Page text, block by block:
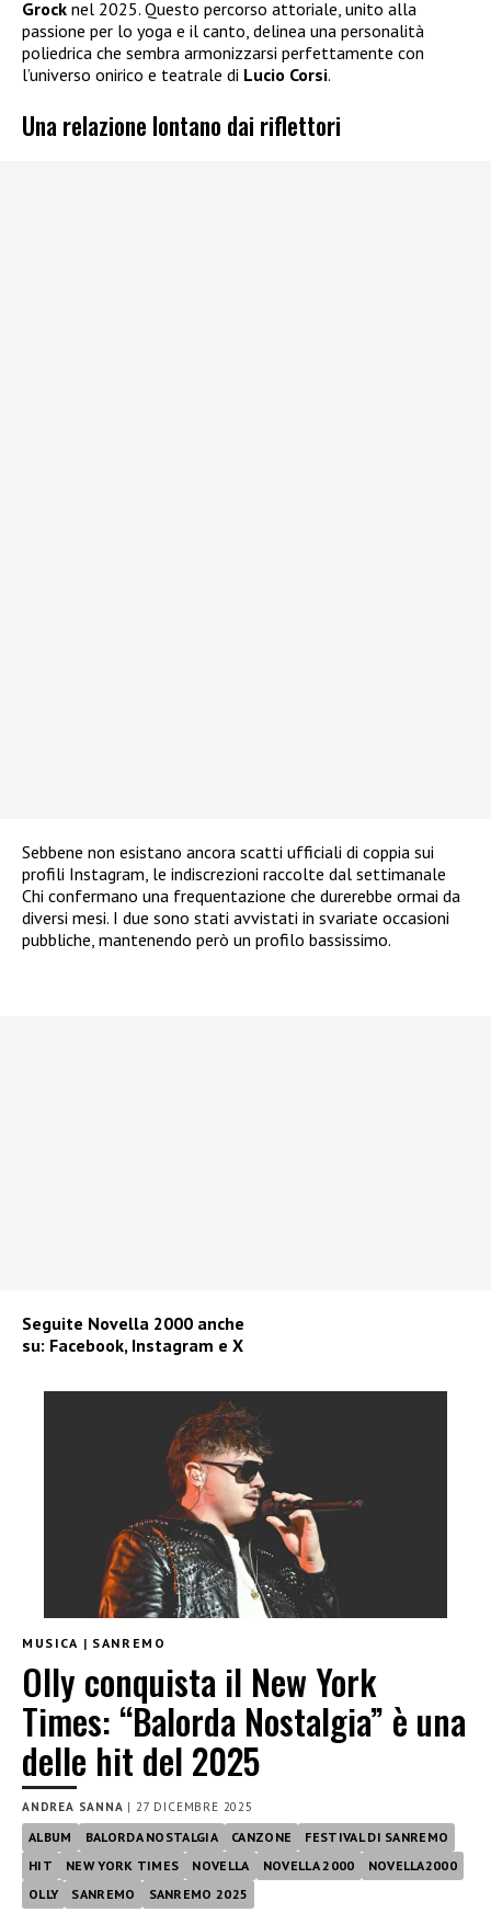
Grock nel 2025. Questo percorso attoriale, unito alla
passione per lo yoga e il canto, delinea una personalità
poliedrica che sembra armonizzarsi perfettamente con
l’universo onirico e teatrale di Lucio Corsi.
Una relazione lontano dai riflettori
Sebbene non esistano ancora scatti ufficiali di coppia sui
profili Instagram, le indiscrezioni raccolte dal settimanale
Chi confermano una frequentazione che durerebbe ormai da
diversi mesi. I due sono stati avvistati in svariate occasioni
pubbliche, mantenendo però un profilo bassissimo.
Seguite Novella 2000 anche
su: Facebook, Instagram e X
MUSICA | SANREMO
Olly conquista il New York
Times: “Balorda Nostalgia” è una
delle hit del 2025
ANDREA SANNA |27 DICEMBRE 2025
ALBUM BALORDA NOSTALGIA CANZONE
FESTIVAL DI SANREMO
HIT
NEW YORK TIMES NOVELLA NOVELLA 2000
NOVELLA2000
OLLY
SANREMO SANREMO 2025